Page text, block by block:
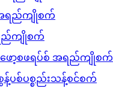
အရည်ကျိုစက်
ည်ကျိုစက်
ဖော့စဖရပ်စ် အရည်ကျိုစက်
ပစ်ပစ္စည်းသန့်စင်စက်